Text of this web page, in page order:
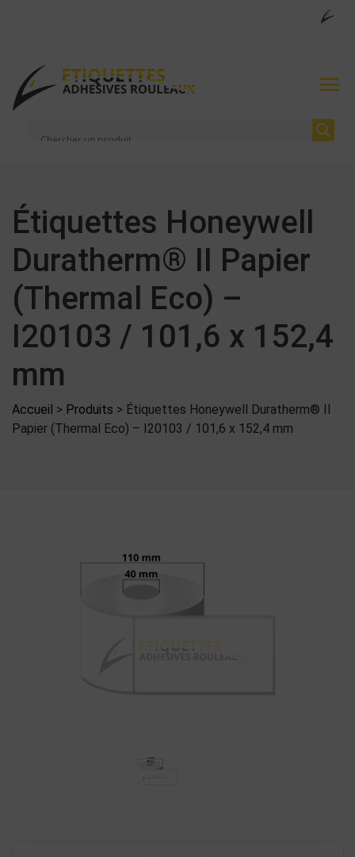
Étiquettes Honeywell
Duratherm® II Papier
(Thermal Eco) –
I20103 / 101,6 x 152,4
mm
Accueil > Produits > Étiquettes Honeywell Duratherm® II
Papier (Thermal Eco) – I20103 / 101,6 x 152,4 mm